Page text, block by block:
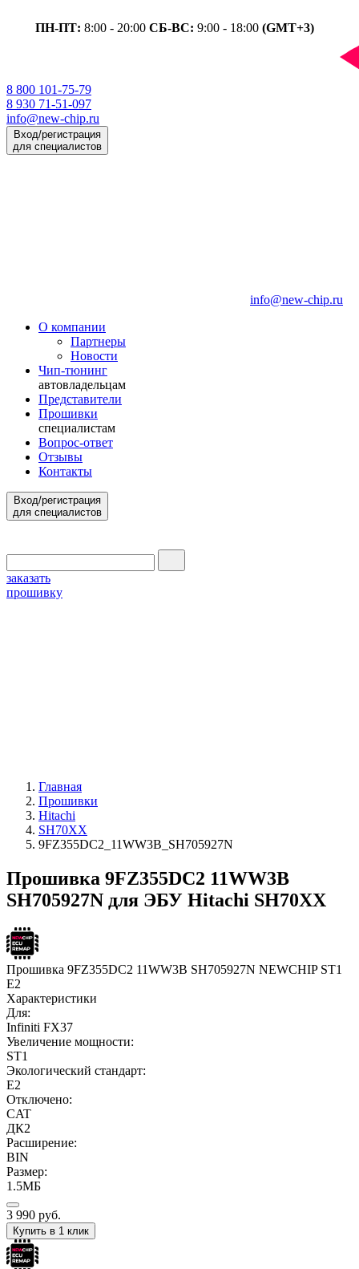
ПН-ПТ: 8:00 - 20:00 СБ-ВС: 9:00 - 18:00 (GMT+3)
8 800 101-75-79
8 930 71-51-097
info@new-chip.ru
Вход/регистрация
для специалистов
info@new-chip.ru
О компании
Партнеры
Новости
Чип-тюнинг
автовладельцам
Представители
Прошивки
специалистам
Вопрос-ответ
Отзывы
Контакты
Вход/регистрация
для специалистов
заказать
прошивку
Главная
Прошивки
Hitachi
SH70XX
9FZ355DC2_11WW3B_SH705927N
Прошивка 9FZ355DC2 11WW3B
SH705927N для ЭБУ Hitachi SH70XX
Прошивка 9FZ355DC2 11WW3B SH705927N NEWCHIP ST1
E2
Характеристики
Для:
Infiniti FX37
Увеличение мощности:
ST1
Экологический стандарт:
E2
Отключено:
CAT
ДК2
Расширение:
BIN
Размер:
1.5МБ
3 990 руб.
Купить в 1 клик